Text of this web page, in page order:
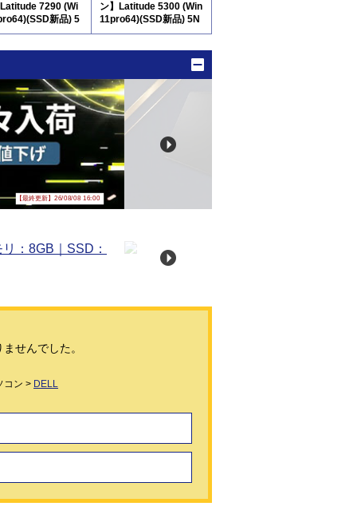
7290 (Wi
新品) 5
ン】Latitude 5300 (Win
11pro64)(SSD新品) 5N
8
【最終更新】26/08/08 16:00
せんでした。
コン > DELL